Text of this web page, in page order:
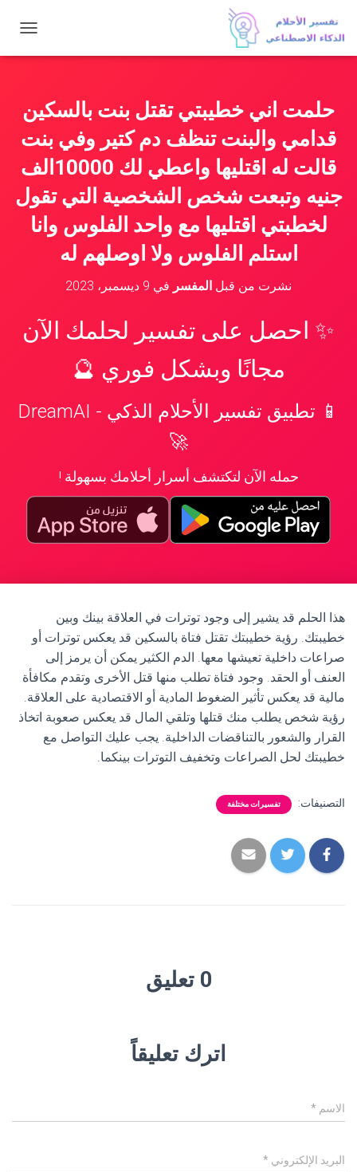
ب
ت
ق
حلمت اني خطيبتي تقتل بنت بالسكين
قدامي والبنت تنظف دم كتير وفي بنت
قالت له اقتليها واعطي لك 10000الف
جنيه وتبعت شخص الشخصية التي تقول
لخطبتي اقتليها مع واحد الفلوس وانا
استلم الفلوس ولا اوصلهم له
نشرت من قبل المفسر في 9 ديسمبر، 2023
✨ احصل على تفسير لحلمك الآن
مجانًا وبشكل فوري 🔮
📱 تطبيق تفسير الأحلام الذكي - DreamAI
🚀
حمله الآن لتكتشف أسرار أحلامك بسهولة !
هذا الحلم قد يشير إلى وجود توترات في العلاقة بينك وبين
خطيبتك. رؤية خطيبتك تقتل فتاة بالسكين قد يعكس توترات أو
صراعات داخلية تعيشها معها. الدم الكثير يمكن أن يرمز إلى
العنف أو الحقد. وجود فتاة تطلب منها قتل الأخرى وتقدم مكافأة
مالية قد يعكس تأثير الضغوط المادية أو الاقتصادية على العلاقة.
رؤية شخص يطلب منك قتلها وتلقي المال قد يعكس صعوبة اتخاذ
القرار والشعور بالتناقضات الداخلية. يجب عليك التواصل مع
خطيبتك لحل الصراعات وتخفيف التوترات بينكما.
التصنيفات: تفسيرات مختلفة
0 تعليق
اترك تعليقاً
الاسم *
البريد الإلكتروني *